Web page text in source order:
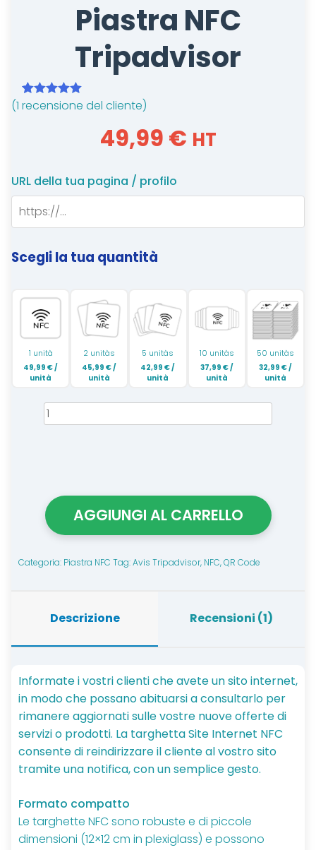
Piastra NFC
Tripadvisor
Valutato5.00
1
(1 recensione del cliente)
49,99 € HT
URL della tua pagina / profilo
Scegli la tua quantità
1 unità
49,99€/
unità
2 unitàs
45,99€/
unità
5 unitàs
42,99€/
unità
10 unitàs
37,99 €/
unità
50 unitàs
32,99 €/
unità
Piastra
AGGIUNGI AL CARRELLO
Categoria: Piastra NFC Tag:Avis Tripadvisor, NFC,QR Code
Descrizione Recensioni (1)
Informate i vostri clienti che avete un sito internet,
in modo che possano abituarsi a consultarlo per
rimanere aggiornati sulle vostre nuove offerte di
servizi o prodotti. La targhetta Site Internet NFC
consente di reindirizzare il cliente al vostro sito
tramite una notifica, con un semplice gesto.
Formato compatto
Le targhette NFC sono robuste e di piccole
dimensioni (12×12 cm in plexiglass) e possono